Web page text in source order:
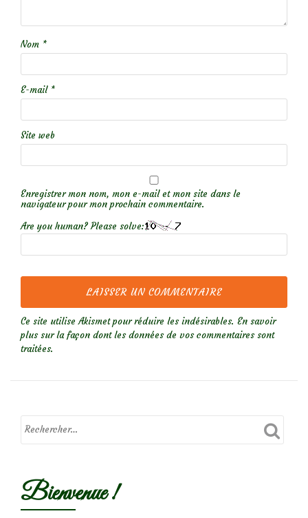
Nom *
E-mail *
Site web
Enregistrer mon nom, mon e-mail et mon site dans le
navigateur pour mon prochain commentaire.
Are you human? Please solve:
Ce site utilise Akismet pour réduire les indésirables. En savoir
plus sur la façon dont les données de vos commentaires sont
traitées.
Bienvenue !